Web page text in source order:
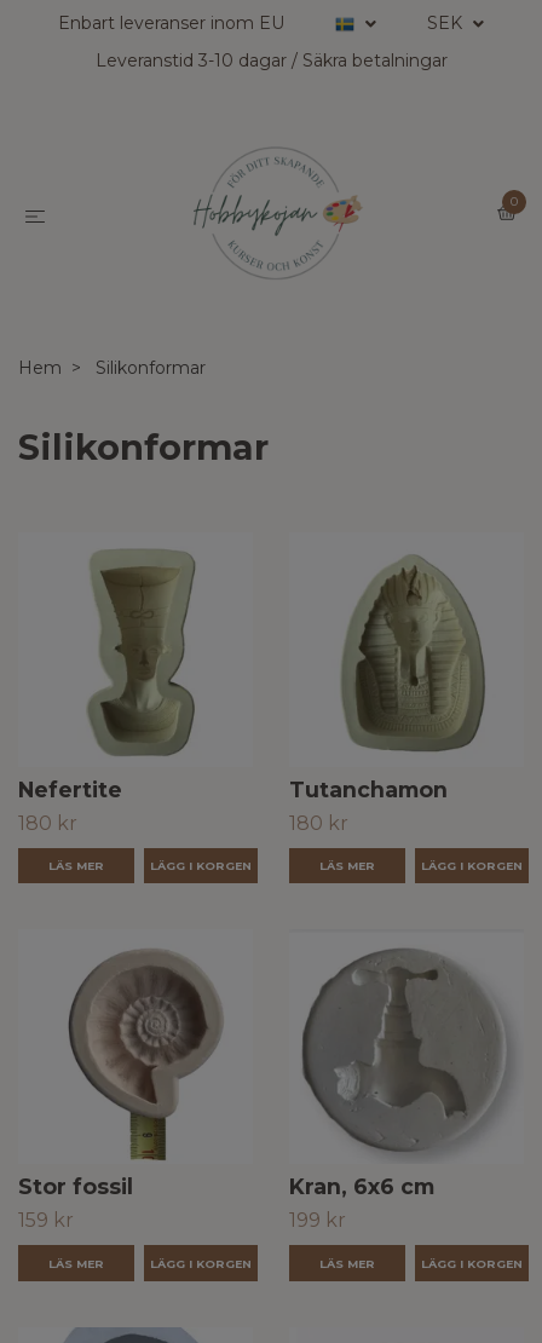
Enbart leveranser inom EU
SEK
Leveranstid 3-10 dagar / Säkra betalningar
0
Hem Silikonformar
Silikonformar
Nefertite
180 kr
LÄS MER
Tutanchamon
180 kr
LÄS MER
Stor fossil
159 kr
LÄS MER
Kran, 6x6 cm
199 kr
LÄS MER